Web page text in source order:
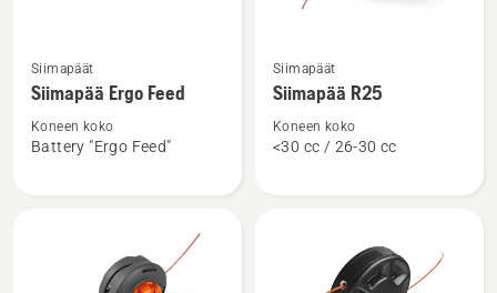
lisätietoja
tuotteesta
Siimapää
Ergo
Siimapäät
Siimapää Ergo Feed
Koneen koko
Battery "Ergo Feed"
lisätietoja
tuotteesta
Siimapää
R25
Siimapäät
Siimapää R25
Koneen koko
<30 cc / 26-30 cc